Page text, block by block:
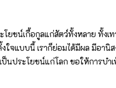
ชน์เกื้อกูลแก่สัตว์ทั้งหลาย ทั้งเ
ใจแบบนี้ เราก็ย่อมได้มีผล มีอา
ประโยชน์แก่โลก ขอให้การบำ